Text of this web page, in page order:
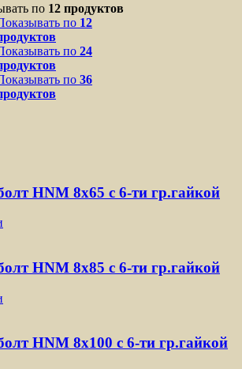
по 12 продуктов
по 12
по 24
по 36
HNM 8х65 с 6-ти гр.гайкой
HNM 8х85 с 6-ти гр.гайкой
HNM 8х100 с 6-ти гр.гайкой